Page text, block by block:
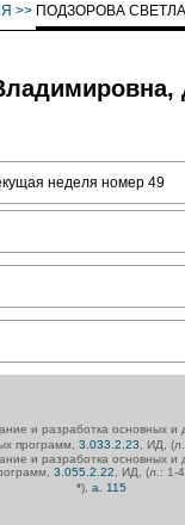
>> ПОДЗОРОВА
неделя номер 49
и разработка основных и
программ,3.033.2.23
, ИД,
и разработка основных и
3.055.2.22 , ИД, (л.: 1-
*), а. 115